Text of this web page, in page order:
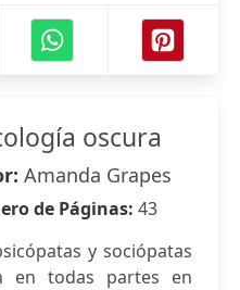
oscura
Amanda Grapes
de Páginas: 43
y sociópatas
en todas partes en